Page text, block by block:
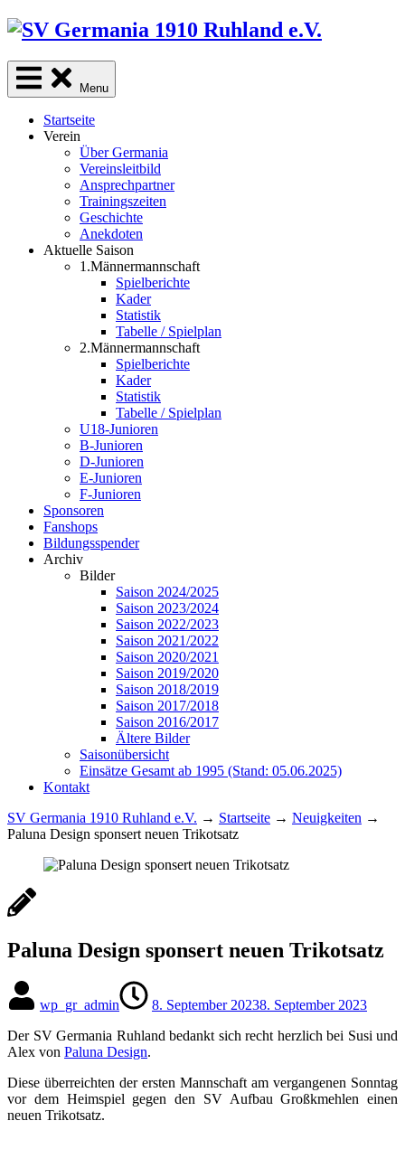
Skip
content
Menu
Startseite
Verein
Über Germania
Vereinsleitbild
Ansprechpartner
Trainingszeiten
Geschichte
Anekdoten
Aktuelle Saison
1.Männermannschaft
Spielberichte
Kader
Statistik
Tabelle / Spielplan
2.Männermannschaft
Spielberichte
Kader
Statistik
Tabelle / Spielplan
U18-Junioren
B-Junioren
D-Junioren
E-Junioren
F-Junioren
Sponsoren
Fanshops
Bildungsspender
Archiv
Bilder
Saison 2024/2025
Saison 2023/2024
Saison 2022/2023
Saison 2021/2022
Saison 2020/2021
Saison 2019/2020
Saison 2018/2019
Saison 2017/2018
Saison 2016/2017
Ältere Bilder
Saisonübersicht
Einsätze Gesamt ab 1995 (Stand: 05.06.2025)
Kontakt
SV Germania 1910 Ruhland e.V. → Startseite → Neuigkeiten →
Paluna Design sponsert neuen Trikotsatz
Paluna Design sponsert neuen Trikotsatz
wp_gr_admin 8. September 20238. September 2023
Der SV Germania Ruhland bedankt sich recht herzlich bei Susi und
Alex von Paluna Design.
Diese überreichten der ersten Mannschaft am vergangenen Sonntag
vor dem Heimspiel gegen den SV Aufbau Großkmehlen einen
neuen Trikotsatz.